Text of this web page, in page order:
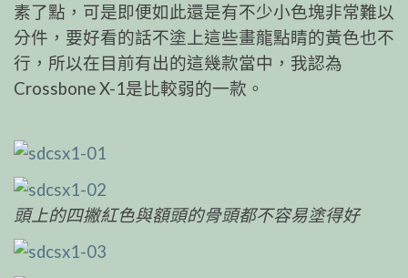
素了點，可是即便如此還是有不少小色塊非常難以
分件，要好看的話不塗上這些畫龍點睛的黃色也不
行，所以在目前有出的這幾款當中，我認為
Crossbone X-1是比較弱的一款。
頭上的四撇紅色與額頭的骨頭都不容易塗得好